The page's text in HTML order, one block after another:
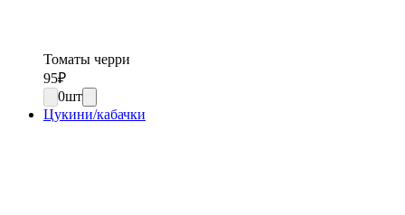
Томаты черри
95₽
0шт
Цукини/кабачки